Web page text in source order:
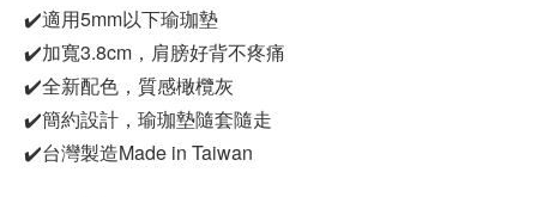
✔️適用5mm以下瑜珈墊
✔️加寬3.8cm，肩膀好背不疼痛
✔️全新配色，質感橄欖灰
✔️簡約設計，瑜珈墊隨套隨走
✔️台灣製造Made in Taiwan